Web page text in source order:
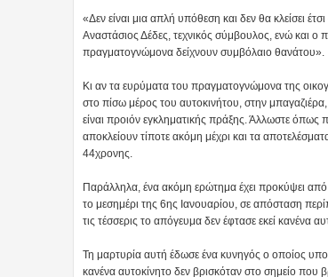
«Δεν είναι μια απλή υπόθεση και δεν θα κλείσει
Αναστάσιος Δέδες, τεχνικός σύμβουλος, ενώ και ο
πραγματογνώμονα δείχνουν συμβόλαιο θανάτου».
Κι αν τα ευρύματα του πραγματογνώμονα της
στο πίσω μέρος του αυτοκινήτου, στην
είναι προιόν εγκληματικής πράξης. Άλλωστε όπως
αποκλείουν τίποτε ακόμη μέχρι και τα
44χρονης.
Παράλληλα, ένα ακόμη ερώτημα έχει προκύψει
το μεσημέρι της 6ης Ιανουαρίου, σε απόσταση
τις τέσσερις το απόγευμα δεν έφτασε εκεί κανένα
Τη μαρτυρία αυτή έδωσε ένα κυνηγός ο οποίος
κανένα αυτοκίνητο δεν βρισκόταν στο σημείο που